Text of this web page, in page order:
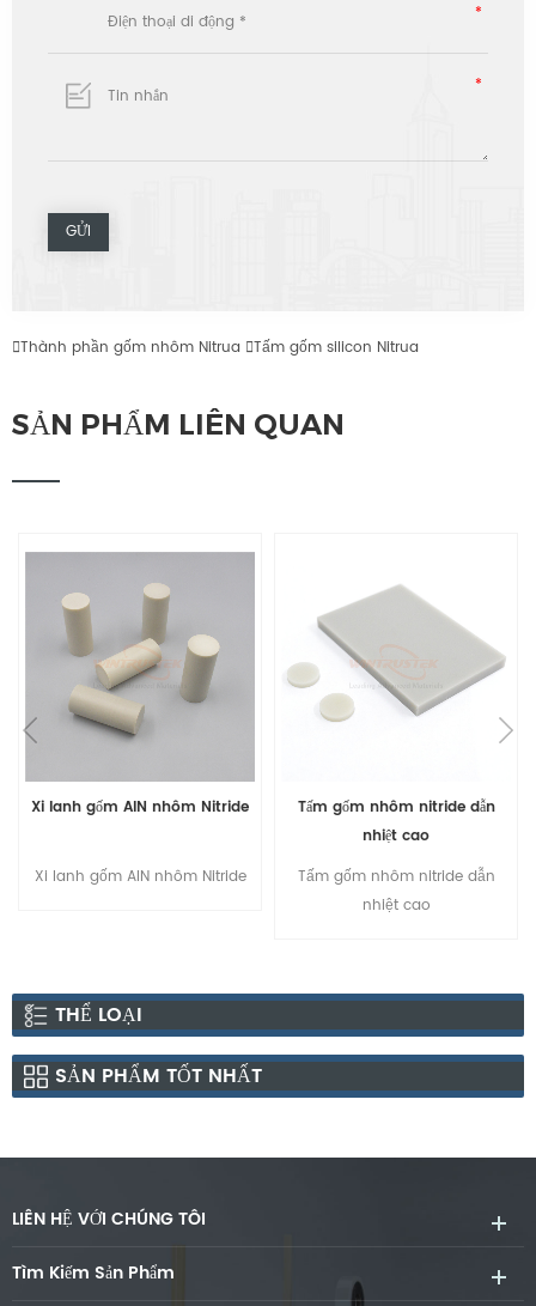
Thành phần gốm nhôm Nitrua Tấm gốm silicon Nitrua
SẢN PHẨM LIÊN QUAN
Xi lanh gốm AlN nhôm Nitride
Xi lanh gốm AlN nhôm Nitride
Tấm gốm nhôm nitride dẫn
nhiệt cao
Tấm gốm nhôm nitride dẫn
nhiệt cao
THỂ LOẠI
SẢN PHẨM TỐT NHẤT
LIÊN HỆ VỚI CHÚNG TÔI
Tìm Kiếm Sản Phẩm